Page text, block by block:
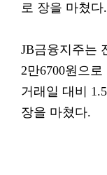
로 장을 마쳤다.
JB금융지주는
2만6700원으
거래일 대비
장을 마쳤다.